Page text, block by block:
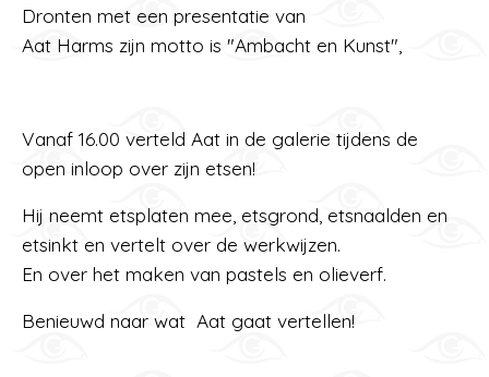
Dronten met een presentatie van
Aat Harms zijn motto is "Ambacht en Kunst",
Vanaf 16.00 verteld Aat in de galerie tijdens de
open inloop over zijn etsen!
Hij neemt etsplaten mee, etsgrond, etsnaalden en
etsinkt en vertelt over de werkwijzen.
En over het maken van pastels en olieverf.
Benieuwd naar wat Aat gaat vertellen!